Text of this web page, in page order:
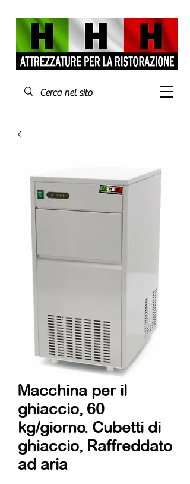
Macchina per il
ghiaccio, 60
kg/giorno. Cubetti di
ghiaccio, Raffreddato
ad aria